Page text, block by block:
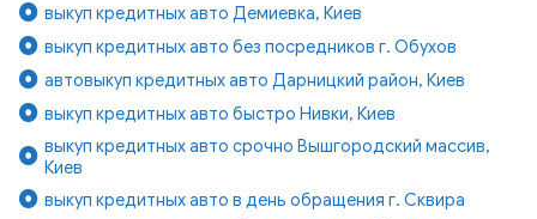
выкуп кредитных авто Демиевка, Киев
выкуп кредитных авто без посредников г. Обухов
автовыкуп кредитных авто Дарницкий район, Киев
выкуп кредитных авто быстро Нивки, Киев
выкуп кредитных авто срочно Вышгородский массив,
Киев
выкуп кредитных авто в день обращения г. Сквира